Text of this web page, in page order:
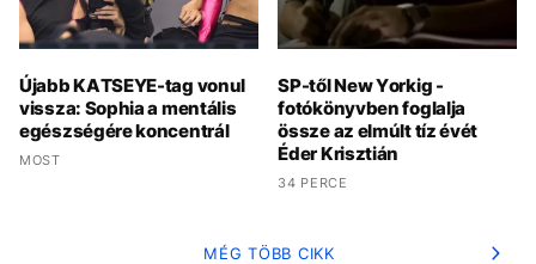
Újabb KATSEYE-tag vonul
vissza: Sophia a mentális
egészségére koncentrál
MOST
SP-től New Yorkig -
fotókönyvben foglalja
össze az elmúlt tíz évét
Éder Krisztián
34 PERCE
MÉG TÖBB CIKK